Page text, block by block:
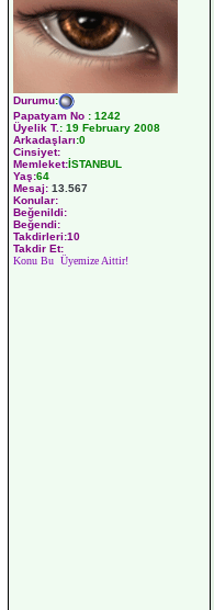
Durumu:
Papatyam No : 1242
Üyelik T.: 19 February 2008
Arkadaşları:0
Cinsiyet:
Memleket:İSTANBUL
Yaş:64
Mesaj: 13.567
Konular:
Beğenildi:
Beğendi:
Takdirleri:10
Takdir Et:
Konu Bu Üyemize Aittir!